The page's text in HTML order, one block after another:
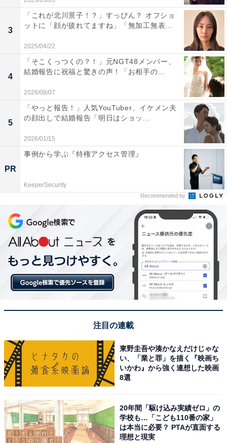
3
「これが北川景子！？」すっぴん？ オフショ
ットに「顔が疲れてますね」「無加工無表...
2025/04/22
4
「そこくっつくの？！」元NGT48メンバー、
結婚報告に祝福と驚きの声！「お相手の...
2026/08/07
5
「やっと報告！」人気YouTuber、イケメン夫
の顔出しで結婚報告「明日はショッ...
2026/01/15
PR
事例から学ぶ『特権アクセス管理』
KeeperSecurity
Recommended by
注目の連載
東野圭吾や湊かなえだけじゃな
い、「業と罪」を描く『映画ち
いかわ』から強く連想した映画
8選
20年間「駆け込み実績ゼロ」の
学校も…「こども110番の家」
は本当に必要？ PTAが直面する
理想と現実